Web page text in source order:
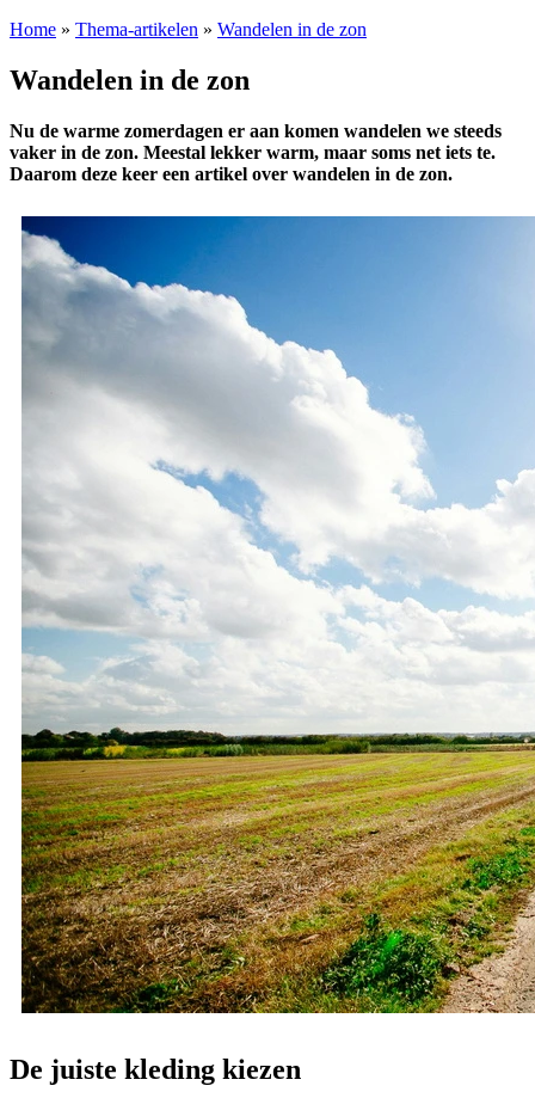
Home » Thema-artikelen » Wandelen in de zon
Wandelen in de zon
Nu de warme zomerdagen er aan komen wandelen we steeds
vaker in de zon. Meestal lekker warm, maar soms net iets te.
Daarom deze keer een artikel over wandelen in de zon.
De juiste kleding kiezen